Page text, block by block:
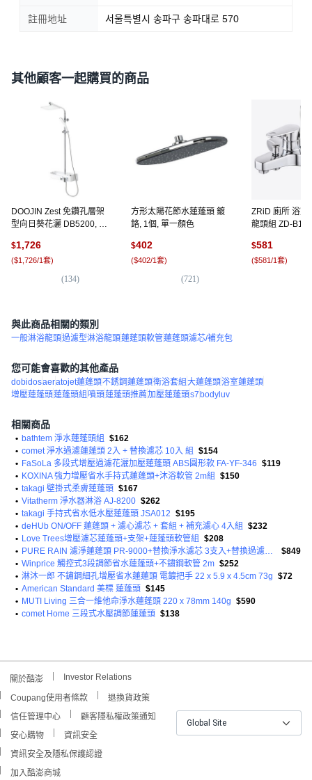
註冊地址 서울특별시 송파구 송파대로 570
其他顧客一起購買的商品
DOOJIN Zest 免鑽孔層架
型向日葵花灑 DB5200, 白
$1,726
($1,726/1套)
(134)
方形太陽花節水蓮蓬頭 鍍
鉻, 1個, 單一顏色
$402
($402/1套)
(721)
ZRiD 廁所 浴室
龍頭組 ZD-
$581
($581/1套)
與此商品相關的類別
一般淋浴龍頭過濾型淋浴龍頭蓮蓬頭軟管蓮蓬頭濾芯/補充包
您可能會喜歡的其他產品
dobidosaeratojet蓮蓬頭不銹鋼蓮蓬頭衛浴套組 大蓮蓬頭浴室蓮蓬頭
增壓蓮蓬頭蓮蓬頭組 噴頭蓮蓬頭推薦加壓蓮蓬頭s7 bodyluv
相關商品
• bathtem 淨水蓮蓬頭組
$162
• comet 淨水過濾蓮蓬頭 2入 + 替換濾芯 10入 組
$154
• FaSoLa 多段式增壓過濾花灑加壓蓮蓬頭 ABS圓形款 FA-YF-346 $119
• KOXINA 強力增壓省水手持式蓮蓬頭+沐浴軟管 2m組
$150
• takagi 壁掛式柔膚蓮蓬頭 $167
• Vitatherm 淨水器淋浴 AJ-8200 $262
• takagi 手持式省水低水壓蓮蓬頭 JSA012 $195
• deHUb ON/OFF 蓮蓬頭 + 濾心濾芯 + 套組 + 補充濾心 4入組
$232
• Love Trees增壓濾芯蓮蓬頭+支架+蓮蓬頭軟管組
$208
•
PURE RAIN 濾淨蓮蓬頭 PR-9000+替換淨水濾芯 3支入+替換過濾棉片 5片入組
$849
• Winprice 觸控式3段調節省水蓮蓬頭+不鏽鋼軟管 2m $252
• 淋沐一郎 不鏽鋼細孔增壓省水蓮蓮頭 電鍍把手 22 x 5.9 x 4.5cm 73g $72
• American Standard 美標 蓮蓬頭 $145
• MUTI Living 三合一維他命淨水蓮蓬頭 220 x 78mm 140g $590
• comet Home 三段式水壓調節蓮蓬頭 $138
關於酷澎 Investor Relations
Coupang使用者條款
退換貨政策
信任管理中心
顧客隱私權政策通知
安心購物
資訊安全
資訊安全及隱私保護認證
加入酷澎商城
Global Site